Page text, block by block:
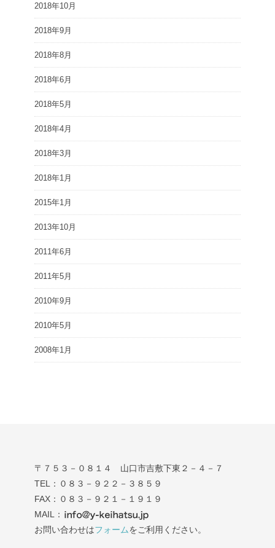
2018年10月
2018年9月
2018年8月
2018年6月
2018年5月
2018年4月
2018年3月
2018年1月
2015年1月
2013年10月
2011年6月
2011年5月
2010年9月
2010年5月
2008年1月
〒７５３－０８１４ 山口市吉敷下東２－４－７
TEL：０８３－９２２－３８５９
FAX：０８３－９２１－１９１９
MAIL：
お問い合わせはフォームをご利用ください。